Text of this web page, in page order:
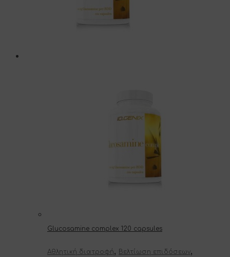
Glucosamine complex 120 capsules
Αθλητική διατροφή, Βελτίωση επιδόσεων,